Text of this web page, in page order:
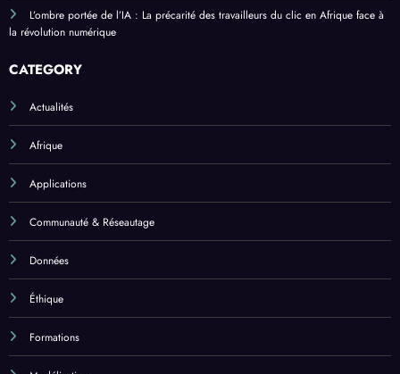
L’ombre portée de l’IA : La précarité des travailleurs du clic en Afrique face à
la révolution numérique
CATEGORY
Actualités
Afrique
Applications
Communauté & Réseautage
Données
Éthique
Formations